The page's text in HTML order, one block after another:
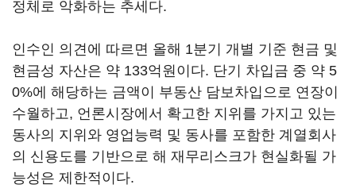
정체로 악화하는 추세다.
인수인 의견에 따르면 올해 1분기 개별 기준 현금 및
현금성 자산은 약 133억원이다. 단기 차입금 중 약 5
0%에 해당하는 금액이 부동산 담보차입으로 연장이
수월하고, 언론시장에서 확고한 지위를 가지고 있는
동사의 지위와 영업능력 및 동사를 포함한 계열회사
의 신용도를 기반으로 해 재무리스크가 현실화될 가
능성은 제한적이다.